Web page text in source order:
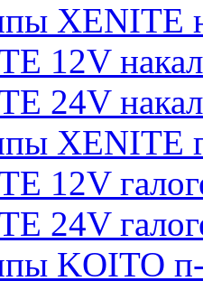
XENITE
12V
24V
XENITE
12V
24V
KOITO